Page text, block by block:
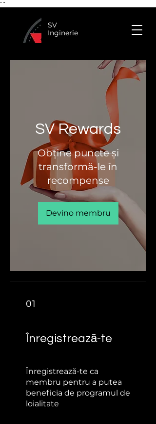
" "
SV
Inginerie
SV Rewards
Obține puncte și
transformă-le în
recompense
Devino membru
01
Înregistrează-te
Înregistrează-te ca
membru pentru a putea
beneficia de programul de
loialitate